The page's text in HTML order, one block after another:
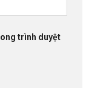
trình duyệt